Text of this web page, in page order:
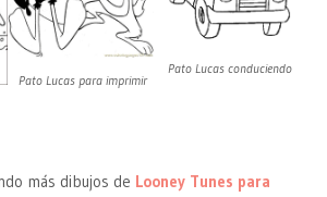
Pato Lucas para imprimir
Pato Lucas conduciendo
más dibujos de Looney Tunes para